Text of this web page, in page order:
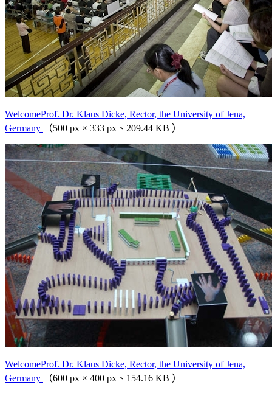
WelcomeProf. Dr. Klaus Dicke, Rector, the University of Jena,
Germany
（500 px × 333 px、209.44 KB ）
WelcomeProf. Dr. Klaus Dicke, Rector, the University of Jena,
Germany
（600 px × 400 px、154.16 KB ）